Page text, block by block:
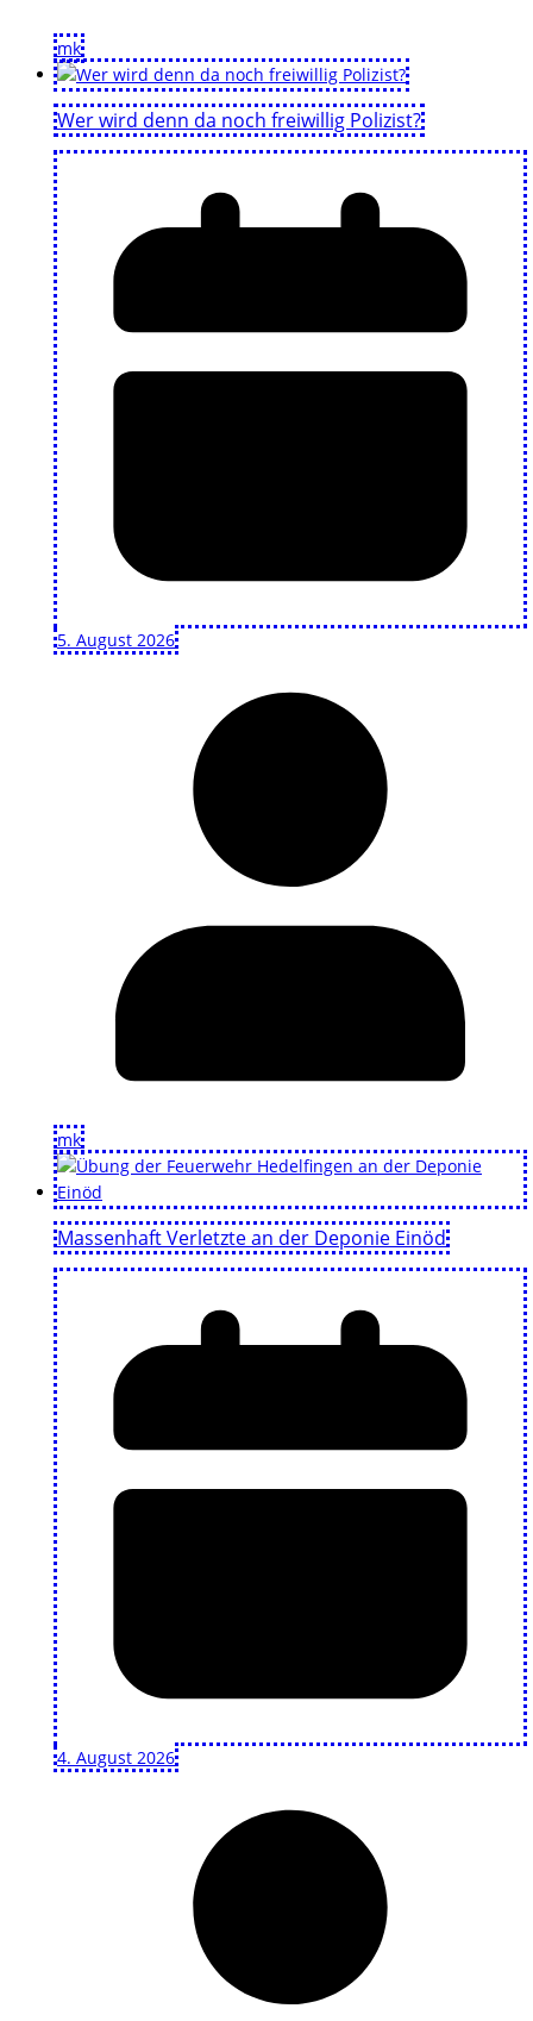
mk
Wer wird denn da noch freiwillig Polizist?
5. August 2026
mk
Massenhaft Verletzte an der Deponie Einöd
4. August 2026